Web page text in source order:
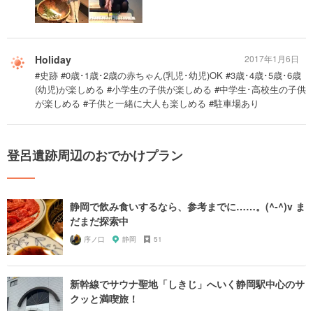
Holiday
#史跡 #0歳･1歳･2歳の赤ちゃん(乳児･幼児)OK #3歳･4歳･5歳･6歳
(幼児)が楽しめる #小学生の子供が楽しめる #中学生･高校生の子供
が楽しめる #子供と一緒に大人も楽しめる #駐車場あり
2017年1月6日
登呂遺跡周辺のおでかけプラン
静岡で飲み食いするなら、参考までに……。(^-^)v ま
だまだ探索中
序ノ口 静岡 51
新幹線でサウナ聖地「しきじ」へいく静岡駅中心のサ
クッと満喫旅！